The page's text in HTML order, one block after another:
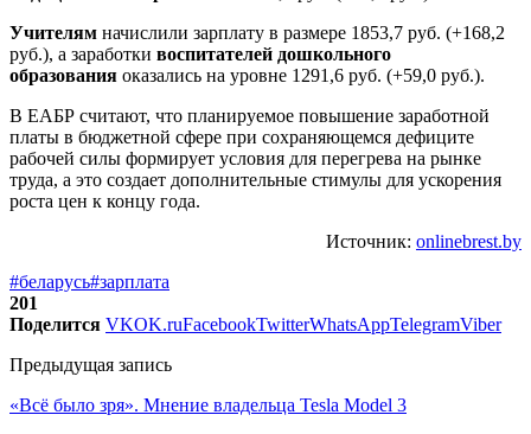
Учителям начислили зарплату в размере 1853,7 руб. (+168,2
руб.), а заработки воспитателей дошкольного
образования оказались на уровне 1291,6 руб. (+59,0 руб.).
В ЕАБР считают, что планируемое повышение заработной
платы в бюджетной сфере при сохраняющемся дефиците
рабочей силы формирует условия для перегрева на рынке
труда, а это создает дополнительные стимулы для ускорения
роста цен к концу года.
Источник: onlinebrest.by
#беларусь#зарплата
201
Поделится VKOK.ruFacebookTwitterWhatsAppTelegramViber
Предыдущая запись
«Всё было зря». Мнение владельца Tesla Model 3